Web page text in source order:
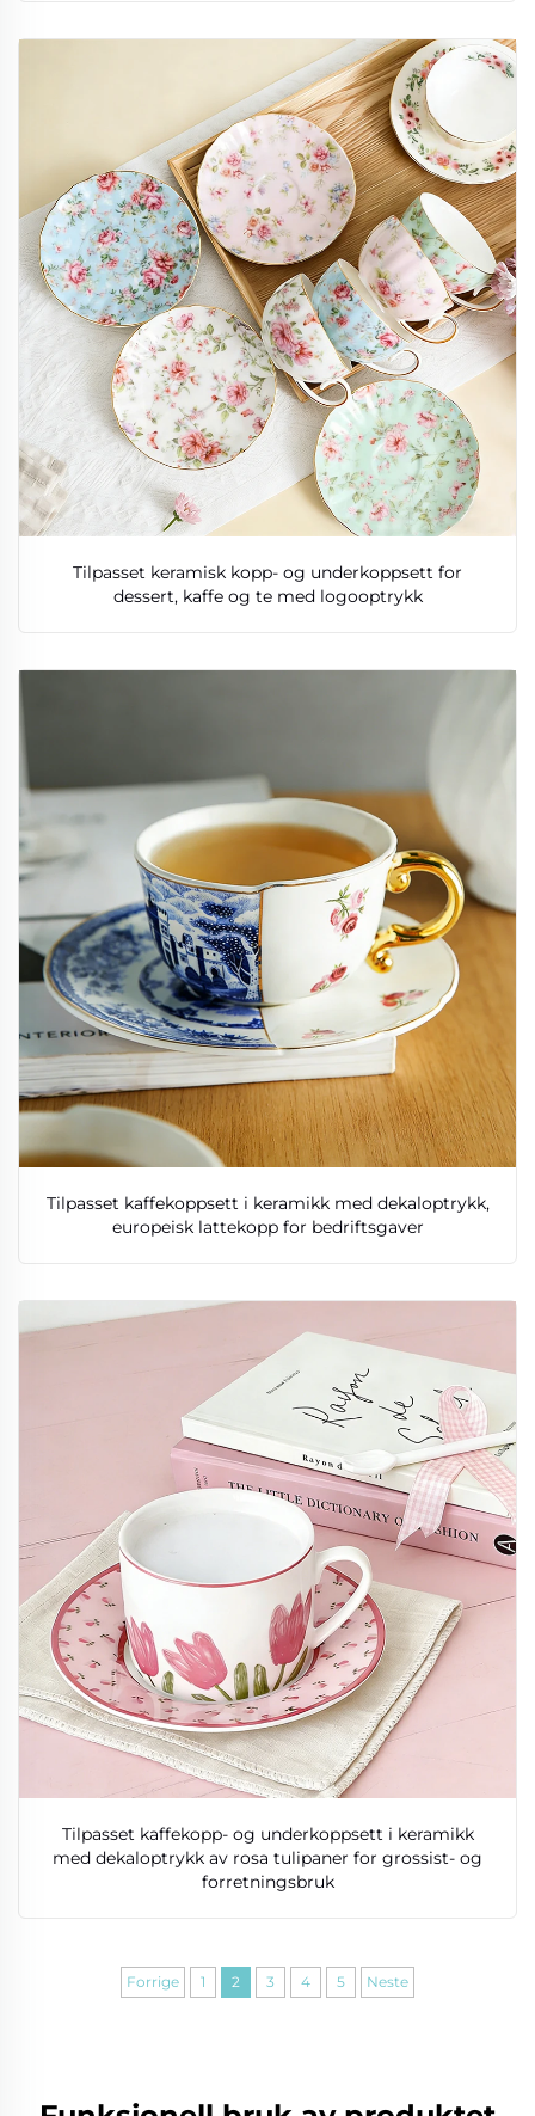
Tilpasset keramisk kopp- og underkoppsett for
dessert, kaffe og te med logooptrykk
Tilpasset kaffekoppsett i keramikk med dekaloptrykk,
europeisk lattekopp for bedriftsgaver
Tilpasset kaffekopp- og underkoppsett i keramikk
med dekaloptrykk av rosa tulipaner for grossist- og
forretningsbruk
Forrige 1 2 3 4 5 Neste